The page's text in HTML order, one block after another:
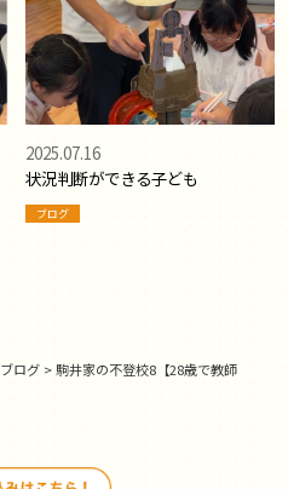
状況判断ができる子ども
2025.07.16
ブログ
ブログ >駒井家の不登校8【28歳で教師